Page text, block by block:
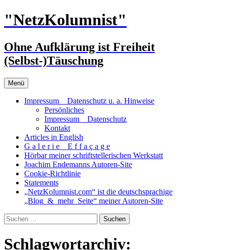
Zum
Inhalt
"NetzKolumnist"
Ohne Aufklärung ist Freiheit
(Selbst-)Täuschung
Menü
Impressum _ Datenschutz u. a. Hinweise
Persönliches
Impressum _ Datenschutz
Kontakt
Articles in English
G a l e r i e _ E f f a ç a g e
Hörbar meiner schriftstellerischen Werkstatt
Joachim Endemanns Autoren-Site
Cookie-Richtlinie
Statements
„NetzKolumnist.com“ ist die deutschsprachige
„Blog_&_mehr_Seite“ meiner Autoren-Site
Suchen
nach:
Schlagwortarchiv: